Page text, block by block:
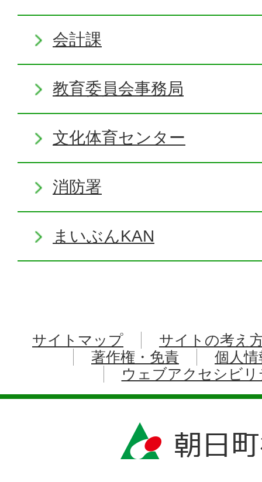
会計課
教育委員会事務局
文化体育センター
消防署
まいぶんKAN
サイトマップ
サイトの考え
著作権・免責
個人
ウェブアクセシビ